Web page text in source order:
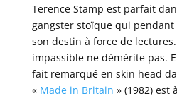
Terence Stamp est parfait
gangster stoïque qui pendant
son destin à force de
impassible ne démérite pas.
fait remarqué en skin head
« Made in Britain » (1982) est